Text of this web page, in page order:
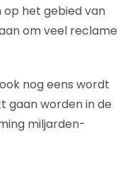
op het gebied van
om veel reclame
nog eens wordt
gaan worden in de
miljarden-